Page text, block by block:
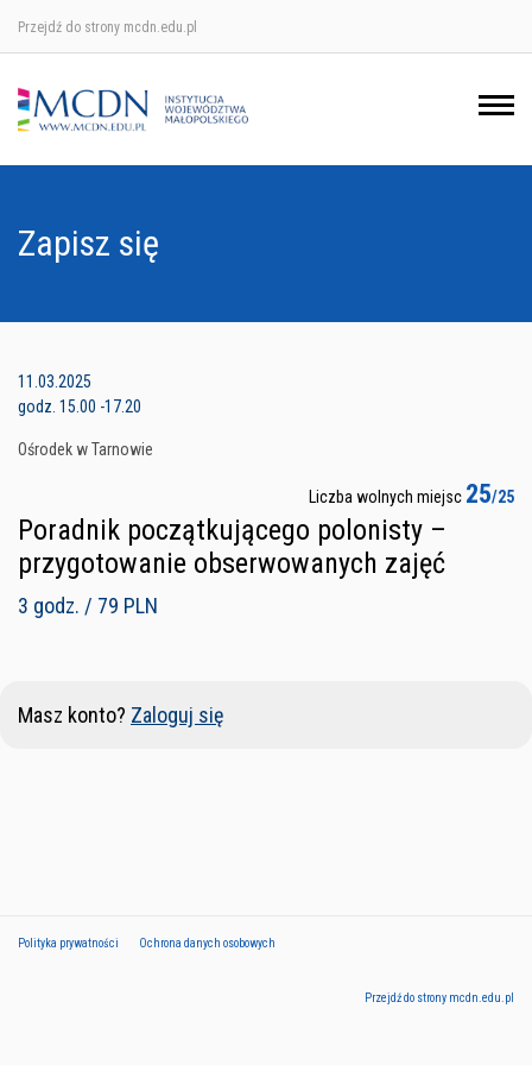
Przejdź do strony mcdn.edu.pl
Zapisz się
11.03.2025
godz. 15.00 -17.20
Ośrodek w Tarnowie
Liczba wolnych miejsc 25/25
Poradnik początkującego polonisty –
przygotowanie obserwowanych zajęć
3 godz. / 79 PLN
Masz konto? Zaloguj się
Polityka prywatności Ochrona danych osobowych
Przejdź do strony mcdn.edu.pl
Ośrodek w Krakowie
Ośrodek w Nowym Sączu
Ośrodek w Tarnowie